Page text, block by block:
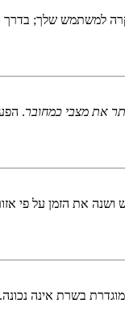
למשתמש שלך; בדרך
את מצבי כמחובר.
את הזמן על פי
בשרת אינה